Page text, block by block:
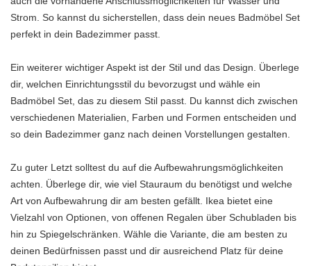
Strom. So kannst du sicherstellen, dass dein neues Badmöbel Set
perfekt in dein Badezimmer passt.
Ein weiterer wichtiger Aspekt ist der Stil und das Design. Überlege
dir, welchen Einrichtungsstil du bevorzugst und wähle ein
Badmöbel Set, das zu diesem Stil passt. Du kannst dich zwischen
verschiedenen Materialien, Farben und Formen entscheiden und
so dein Badezimmer ganz nach deinen Vorstellungen gestalten.
Zu guter Letzt solltest du auf die Aufbewahrungsmöglichkeiten
achten. Überlege dir, wie viel Stauraum du benötigst und welche
Art von Aufbewahrung dir am besten gefällt. Ikea bietet eine
Vielzahl von Optionen, von offenen Regalen über Schubladen bis
hin zu Spiegelschränken. Wähle die Variante, die am besten zu
deinen Bedürfnissen passt und dir ausreichend Platz für deine